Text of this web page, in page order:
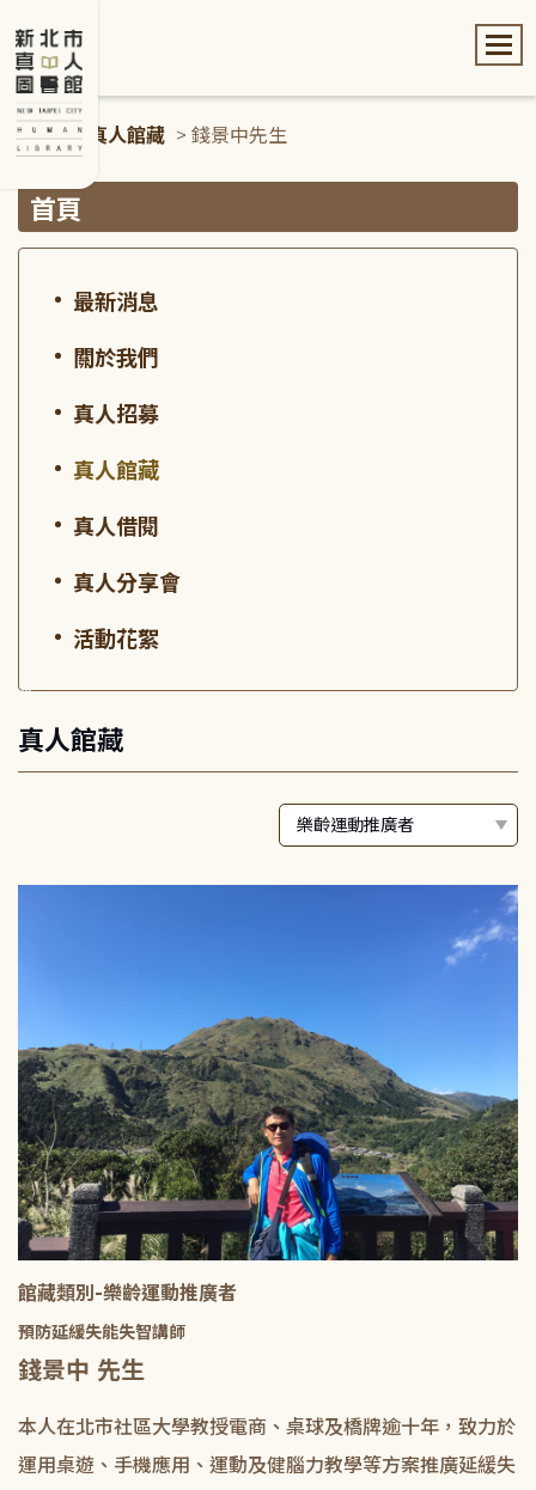
首頁 > 真人館藏 > 錢景中先生
首頁
最新消息
關於我們
真人招募
真人館藏
真人借閱
真人分享會
活動花絮
:::
真人館藏
館藏類別-樂齡運動推廣者
預防延緩失能失智講師
錢景中 先生
本人在北市社區大學教授電商、桌球及橋牌逾十年，致力於
運用桌遊、手機應用、運動及健腦力教學等方案推廣延緩失